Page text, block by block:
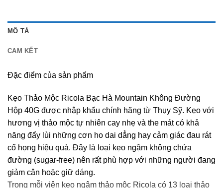
MÔ TẢ
CAM KẾT
Đặc điểm của sản phẩm
Kẹo Thảo Mộc Ricola Bạc Hà Mountain Không Đường
Hộp 40G được nhập khẩu chính hãng từ Thụy Sỹ. Kẹo với
hương vị thảo mộc tự nhiên cay nhẹ và the mát có khả
năng đẩy lùi những cơn ho dai dẳng hay cảm giác đau rát
cổ họng hiệu quả. Đây là loại kẹo ngậm không chứa
đường (sugar-free) nên rất phù hợp với những người đang
giảm cân hoặc giữ dáng.
Trong mỗi viên kẹo ngậm thảo mộc Ricola có 13 loại thảo